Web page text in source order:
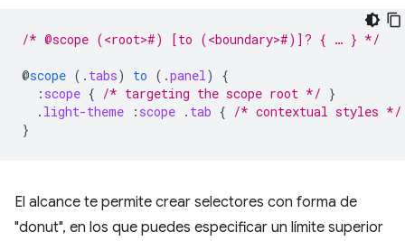
/* @scope (<root>#) [to (<boundary>#)]? { … } */
@scope ( . tabs) to ( .panel)
{
: scope { /* targeting the scope root */ }
. light-theme : scope . tab { /* contextual styles */
}
El alcance te permite crear selectores con forma de
"donut", en los que puedes especificar un límite superior